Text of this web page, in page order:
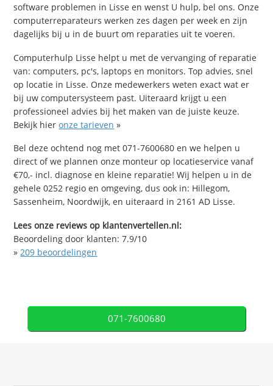
software problemen in Lisse en wenst U hulp, bel ons. Onze
computerreparateurs werken zes dagen per week en zijn
dagelijks bij u in de buurt om reparaties uit te voeren.
Computerhulp Lisse helpt u met de vervanging of reparatie
van: computers, pc's, laptops en monitors. Top advies, snel
op locatie in Lisse. Onze medewerkers weten exact wat er
bij uw computersysteem past. Uiteraard krijgt u een
professioneel advies bij het maken van de juiste keuze.
Bekijk hieronze tarieven »
Bel deze ochtend nog met 071-7600680 en we helpen u
direct of we plannen onze monteur op locatieservice vanaf
€70,- incl. diagnose en kleine reparatie! Wij helpen u in de
gehele 0252 regio en omgeving, dus ook in: Hillegom,
Sassenheim, Noordwijk, en uiteraard in 2161 AD Lisse.
Lees onze reviews op klantenvertellen.nl:
Beoordeling door klanten:7.9/10
»209 beoordelingen
071-7600680